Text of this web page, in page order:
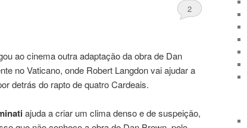
2
ao cinema outra adaptação da obra de Dan
no Vaticano, onde Robert Langdon vai ajudar a
detrás do rapto de quatro Cardeais.
ajuda a criar um clima denso e de suspeição,